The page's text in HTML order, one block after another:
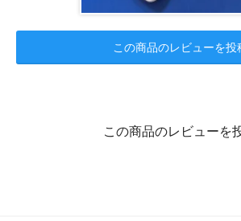
この商品のレビューを投
この商品のレビューを